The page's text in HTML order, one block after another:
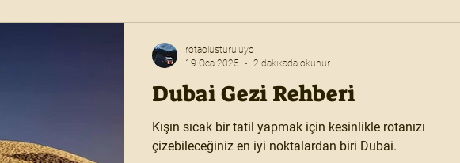
Dubai Gezi Rehberi
Kışın sıcak bir tatil yapmak için kesinlikle rotanızı
çizebileceğiniz en iyi noktalardan biri Dubai.
rotaolusturuluyo
19 Oca 2025
2 dakikada okunur